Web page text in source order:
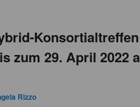
zum 29. April 2022
Rizzo